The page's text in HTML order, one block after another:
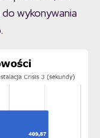
wykonywania